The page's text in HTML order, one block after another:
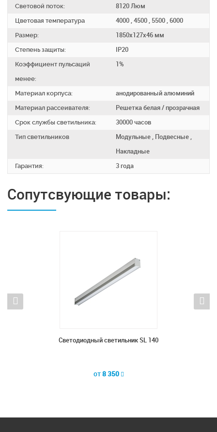
Световой поток:
8120 Люм
Цветовая температура
4000 , 4500 , 5500 , 6000
Размер:
1850х127х46 мм
Степень защиты:
IP20
Коэффициент пульсаций
менее:
1%
Материал корпуса:
анодированный алюминий
Материал рассеивателя:
Решетка белая / прозрачная
Срок службы светильника:
30000 часов
Тип светильников
Модульные , Подвесные ,
Накладные
Гарантия:
3 года
Сопутсвующие товары:
Светодиодный светильник SL 140
от8 350